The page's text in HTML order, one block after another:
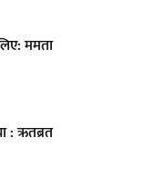
ममता
: ऋतब्रत